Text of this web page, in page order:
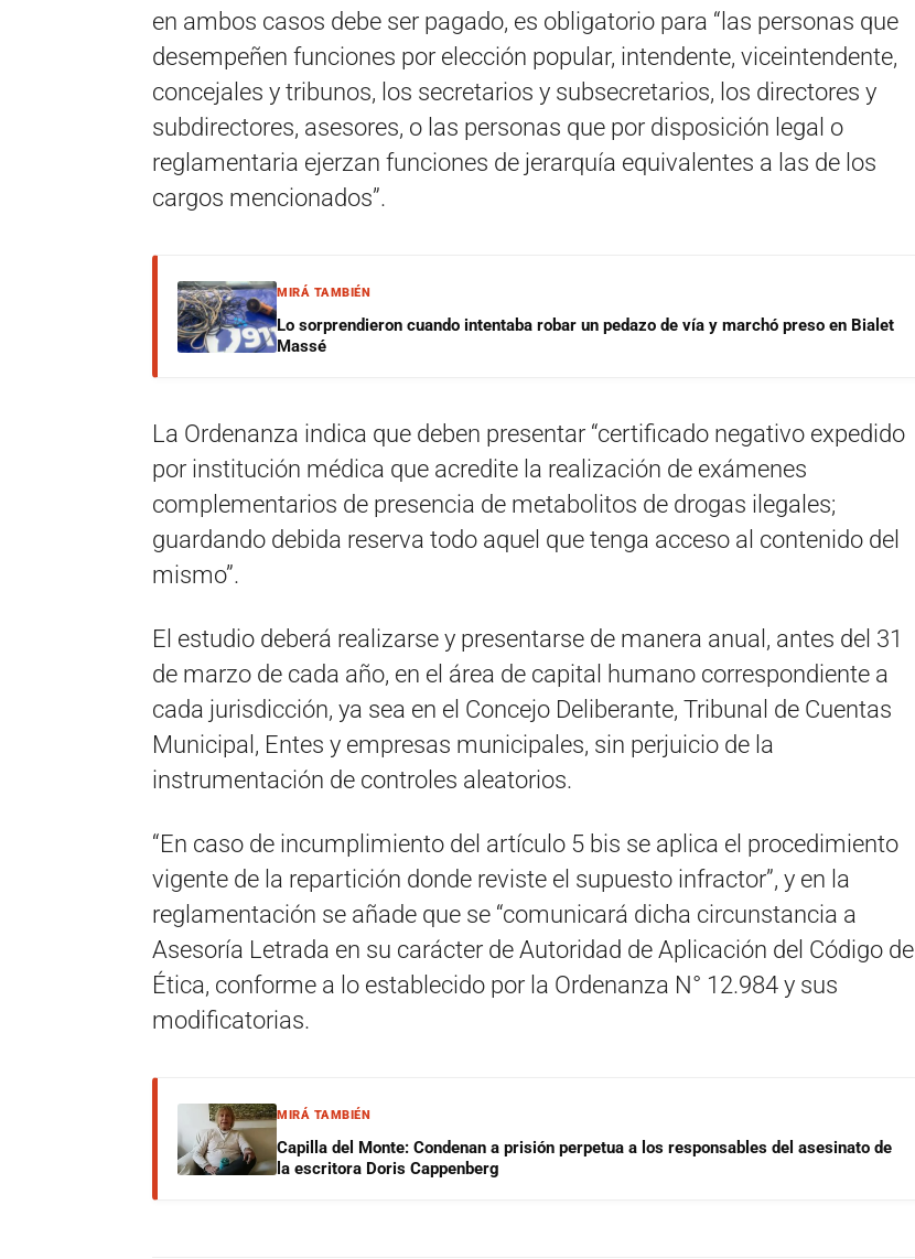
en ambos casos debe ser pagado, es obligatorio para “las personas que
desempeñen funciones por elección popular, intendente, viceintendente,
concejales y tribunos, los secretarios y subsecretarios, los directores y
subdirectores, asesores, o las personas que por disposición legal o
reglamentaria ejerzan funciones de jerarquía equivalentes a las de los
cargos mencionados”.
MIRÁ TAMBIÉN
Lo sorprendieron cuando intentaba robar un pedazo de vía y marchó preso en Bialet
Massé
La Ordenanza indica que deben presentar “certificado negativo expedido
por institución médica que acredite la realización de exámenes
complementarios de presencia de metabolitos de drogas ilegales;
guardando debida reserva todo aquel que tenga acceso al contenido del
mismo”.
El estudio deberá realizarse y presentarse de manera anual, antes del 31
de marzo de cada año, en el área de capital humano correspondiente a
cada jurisdicción, ya sea en el Concejo Deliberante, Tribunal de Cuentas
Municipal, Entes y empresas municipales, sin perjuicio de la
instrumentación de controles aleatorios.
“En caso de incumplimiento del artículo 5 bis se aplica el procedimiento
vigente de la repartición donde reviste el supuesto infractor”, y en la
reglamentación se añade que se “comunicará dicha circunstancia a
Asesoría Letrada en su carácter de Autoridad de Aplicación del Código de
Ética, conforme a lo establecido por la Ordenanza N° 12.984 y sus
modificatorias.
MIRÁ TAMBIÉN
Capilla del Monte: Condenan a prisión perpetua a los responsables del asesinato de
la escritora Doris Cappenberg